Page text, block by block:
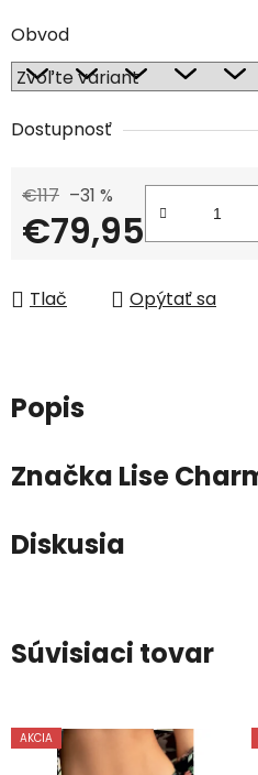
Obvod
Dostupnosť
€117 –31 %
€79,95
Tlač Opýtať sa
Popis
Značka Lise
Diskusia
Súvisiaci tovar
AKCIA